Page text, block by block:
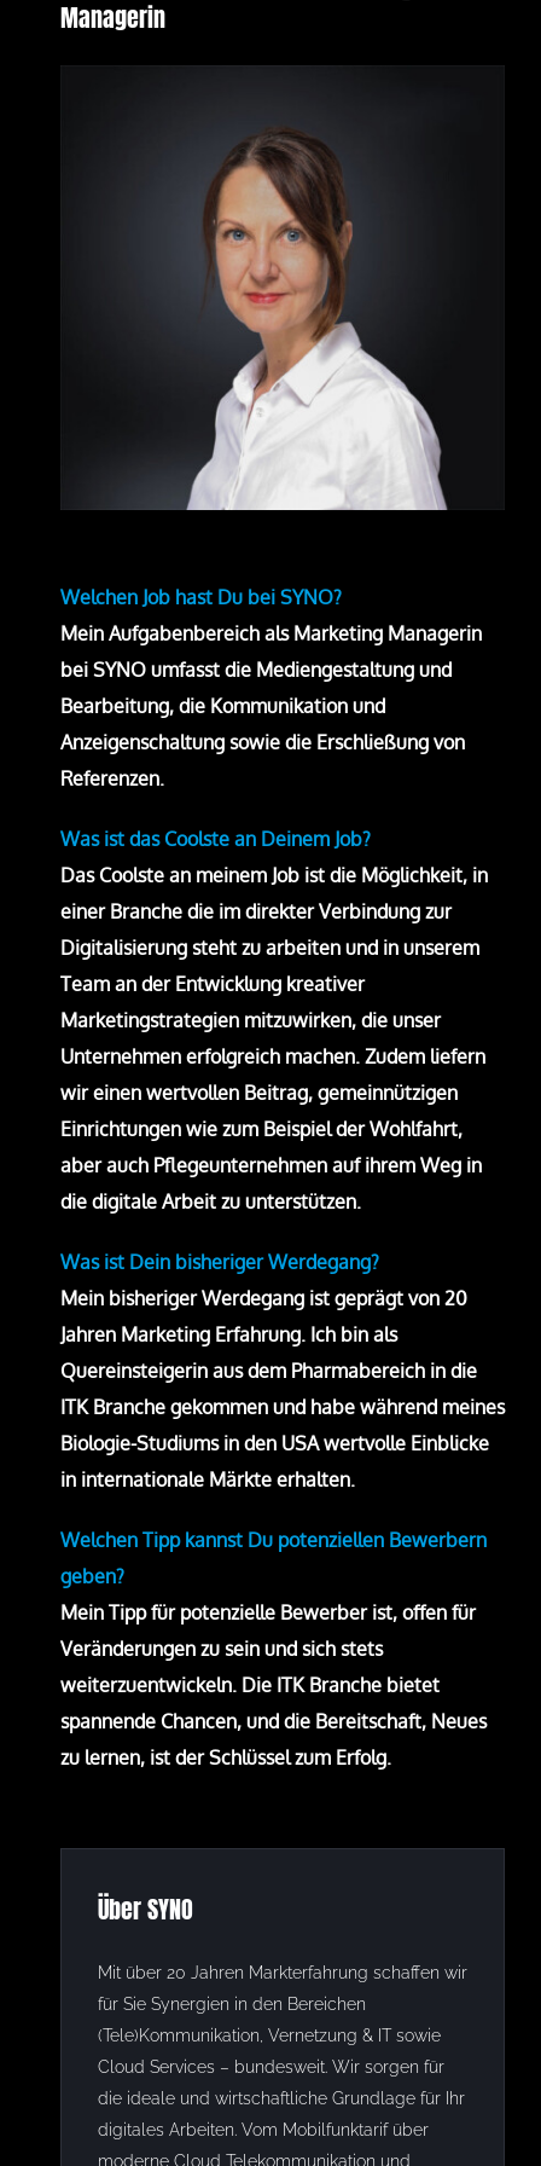
Kontakt
SYNO Kundenservice
Managerin
Welchen Job hast Du bei SYNO?
Mein Aufgabenbereich als Marketing Managerin
bei SYNO umfasst die Mediengestaltung und
Bearbeitung, die Kommunikation und
Anzeigenschaltung sowie die Erschließung von
Referenzen.
Was ist das Coolste an Deinem Job?
Das Coolste an meinem Job ist die Möglichkeit, in
einer Branche die im direkter Verbindung zur
Digitalisierung steht zu arbeiten und in unserem
Team an der Entwicklung kreativer
Marketingstrategien mitzuwirken, die unser
Unternehmen erfolgreich machen. Zudem liefern
wir einen wertvollen Beitrag, gemeinnützigen
Einrichtungen wie zum Beispiel der Wohlfahrt,
aber auch Pflegeunternehmen auf ihrem Weg in
die digitale Arbeit zu unterstützen.
Was ist Dein bisheriger Werdegang?
Mein bisheriger Werdegang ist geprägt von 20
Jahren Marketing Erfahrung. Ich bin als
Quereinsteigerin aus dem Pharmabereich in die
ITK Branche gekommen und habe während meines
Biologie-Studiums in den USA wertvolle Einblicke
in internationale Märkte erhalten.
Welchen Tipp kannst Du potenziellen Bewerbern
geben?
Mein Tipp für potenzielle Bewerber ist, offen für
Veränderungen zu sein und sich stets
weiterzuentwickeln. Die ITK Branche bietet
spannende Chancen, und die Bereitschaft, Neues
zu lernen, ist der Schlüssel zum Erfolg.
Über SYNO
Mit über 20 Jahren Markterfahrung schaffen wir
für Sie Synergien in den Bereichen
(Tele)Kommunikation, Vernetzung & IT sowie
Cloud Services – bundesweit. Wir sorgen für
die ideale und wirtschaftliche Grundlage für Ihr
digitales Arbeiten. Vom Mobilfunktarif über
moderne Cloud Telekommunikation und